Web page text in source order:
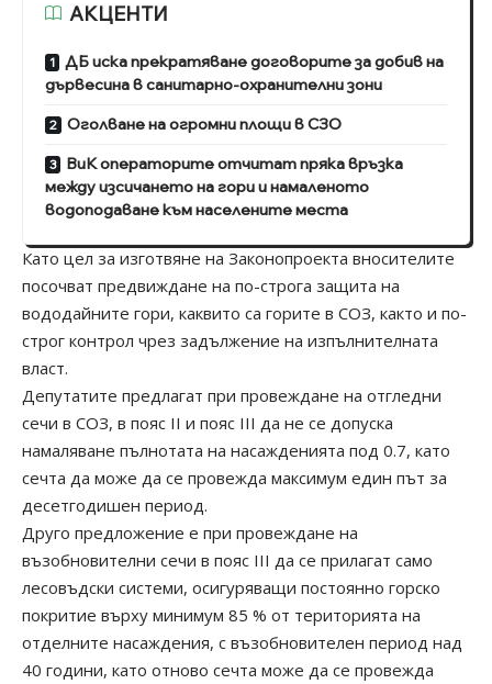
АКЦЕНТИ
ДБ иска прекратяване договорите за добив на
дървесина в санитарно-охранителни зони
Оголване на огромни площи в СЗО
ВиК операторите отчитат пряка връзка
между изсичането на гори и намаленото
водоподаване към населените места
Като цел за изготвяне на Законопроекта вносителите
посочват предвиждане на по-строга защита на
вододайните гори, каквито са горите в СОЗ, както и по-
строг контрол чрез задължение на изпълнителната
власт.
Депутатите предлагат при провеждане на отгледни
сечи в СОЗ, в пояс II и пояс III да не се допуска
намаляване пълнотата на насажденията под 0.7, като
сечта да може да се провежда максимум един път за
десетгодишен период.
Друго предложение е при провеждане на
възобновителни сечи в пояс III да се прилагат само
лесовъдски системи, осигуряващи постоянно горско
покритие върху минимум 85 % от територията на
отделните насаждения, с възобновителен период над
40 години, като отново сечта може да се провежда